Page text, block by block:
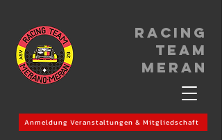
Racing
Team
meran
Anmeldung Veranstaltungen & Mitgliedschaft